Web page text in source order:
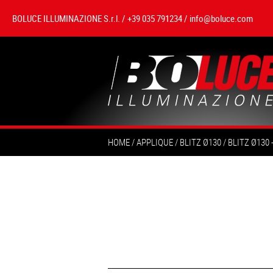
BOLUCE ILLUMINAZIONE S.r.l. / +39 035 791234 / info@boluce.com
HOME APPLIQUE BLITZ Ø130 BLITZ Ø130